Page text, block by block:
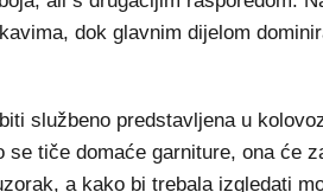
dok glavnim dijelom
službeno predstavljena u
se tiče domaće garniture, ona će
a kako bi trebala izgledati